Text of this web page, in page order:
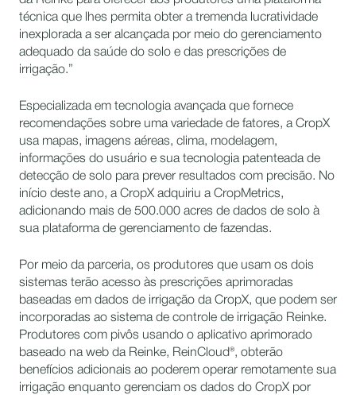
técnica que lhes permita obter a tremenda lucratividade
inexplorada a ser alcançada por meio do gerenciamento
adequado da saúde do solo e das prescrições de
irrigação.”
Especializada em tecnologia avançada que fornece
recomendações sobre uma variedade de fatores, a CropX
usa mapas, imagens aéreas, clima, modelagem,
informações do usuário e sua tecnologia patenteada de
detecção de solo para prever resultados com precisão. No
início deste ano, a CropX adquiriu a CropMetrics,
adicionando mais de 500.000 acres de dados de solo à
sua plataforma de gerenciamento de fazendas.
Por meio da parceria, os produtores que usam os dois
sistemas terão acesso às prescrições aprimoradas
baseadas em dados de irrigação da CropX, que podem ser
incorporadas ao sistema de controle de irrigação Reinke.
Produtores com pivôs usando o aplicativo aprimorado
baseado na web da Reinke, ReinCloud®, obterão
benefícios adicionais ao poderem operar remotamente sua
irrigação enquanto gerenciam os dados do CropX por